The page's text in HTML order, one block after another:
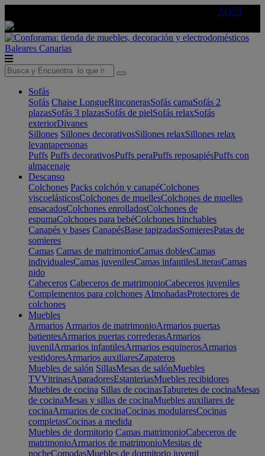
AQUÍ
Baleares Canarias
Sofás
Sofás Chaise LongueRinconerasSofás camaSofás 2
plazasSofás 3 plazasSofás de pielSofás relaxSofás
exteriorDivanes
Sillones Sillones decorativosSillones relaxSillones relax
levantapersonas
Puffs Puffs decorativosPuffs peraPuffs reposapiésPuffs con
almacenaje
Descanso
Colchones Packs colchón y canapéColchones
viscoelásticosColchones de muellesColchones de muelles
ensacadosColchones enrolladosColchones de
espumaColchones para bebéColchones hinchables
Canapés y bases CanapésBase tapizadasSomieresPatas de
somieres
Camas Camas de matrimonioCamas doblesCamas
individualesCamas juvenilesCamas infantilesLiterasCamas
nido
Cabeceros Cabeceros de matrimonioCabeceros juveniles
Complementos para colchones AlmohadasProtectores de
colchones
Muebles
Armarios Armarios de matrimonioArmarios puertas
batientesArmarios puertas correderasArmarios
juvenilArmarios infantilesArmarios esquinerosArmarios
vestidoresArmarios auxiliaresZapateros
Muebles de salón SillasMesas de salónMuebles
TVVitrinasAparadoresEstanteriasMuebles recibidores
Muebles de cocina Sillas de cocinasTaburetes de cocinaMesas
de cocinaMesas y sillas de cocinaMuebles auxiliares de
cocinaArmarios de cocinaCocinas modularesCocinas
completasCocinas a medida
Muebles de dormitorio Camas matrimonioCabeceros de
matrimonioArmarios de matrimonioMesitas de
nocheComodasMuebles de dormitorio juvenil